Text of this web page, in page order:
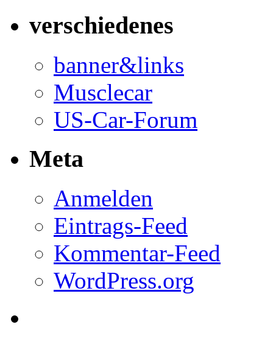
verschiedenes
banner&links
Musclecar
US-Car-Forum
Meta
Anmelden
Eintrags-Feed
Kommentar-Feed
WordPress.org